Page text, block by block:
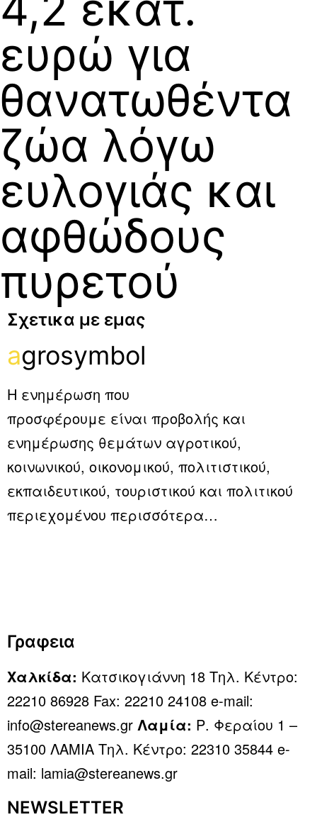
ευρώ για
θανατωθέντα
ζώα λόγω
ευλογιάς και
αφθώδους
πυρετού
Σχετικα με εμας
agrosymbol
Η ενημέρωση που
προσφέρουμε είναι προβολής και
ενημέρωσης θεμάτων αγροτικού,
κοινωνικού, οικονομικού, πολιτιστικού,
εκπαιδευτικού, τουριστικού και πολιτικού
περιεχομένου περισσότερα…
Γραφεια
Χαλκίδα: Κατσικογιάννη 18 Τηλ. Κέντρο:
22210 86928 Fax: 22210 24108 e-mail:
info@stereanews.gr Λαμία: Ρ. Φεραίου 1 –
35100 ΛΑΜΙΑ Τηλ. Κέντρο: 22310 35844 e-
mail: lamia@stereanews.gr
NEWSLETTER